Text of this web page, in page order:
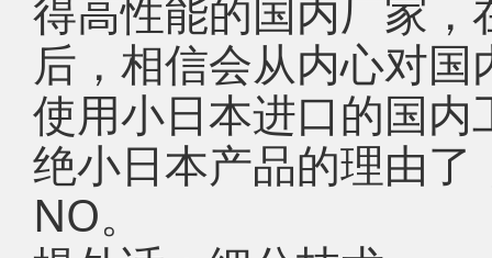
得高性能的国内厂家
后，相信会从内心对
使用小日本进口的国
绝小日本产品的理由
NO。